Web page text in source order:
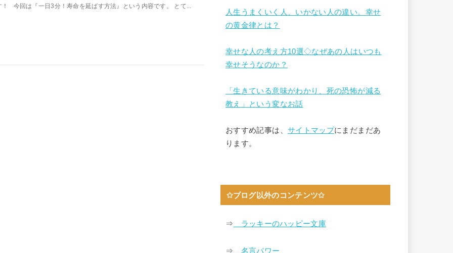
！ 今回は『一日3分！寿命を延ばす方法』という内容です。 とて...
人生うまくいく人、いかない人の違い。幸せ
の黄金律とは？
幸せな人の考え方10選◇なぜあの人はいつも
幸せそうなのか？
「生きている意味がわかり、死の恐怖が減る
教え」という変なお話
おすすめ記事は、 サイトマップにまだまだあ
ります。
✩ブログ以外のコンテンツ✩
⇒ ラッキーのハッピー文庫
⇒ 名言パワー